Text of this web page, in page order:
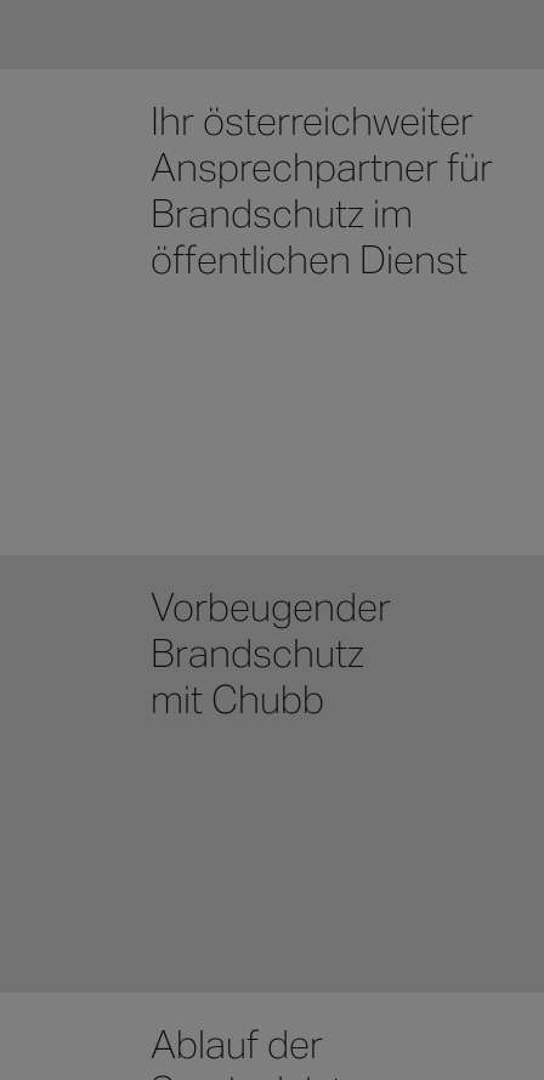
Ihr österreichweiter
Ansprechpartner für
Brandschutz im
öffentlichen Dienst
Vorbeugender
Brandschutz
mit Chubb
Ablauf der